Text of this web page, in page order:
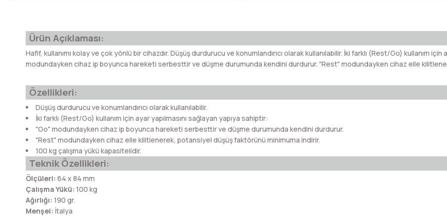
Ürün Açıklaması:
Hafif, kullanımı kolay ve çok yönlü bir cihazdır. Düşüş durdurucu ve konumlandırıcı olarak kullanılabilir. İki farklı (Rest/Go) kullanım
modundayken cihaz ip boyunca hareketi serbesttir ve düşme durumunda kendini durdurur. "Rest" modundayken cihaz elle
Özellikleri:
Düşüş durdurucu ve konumlandırıcı olarak kullanılabilir.
İki farklı (Rest/Go) kullanım için ayar yapılmasını sağlayan yapıya sahiptir:
"Go" modundayken cihaz ip boyunca hareketi serbesttir ve düşme durumunda kendini durdurur.
"Rest" modundayken cihaz elle kilitlenerek, potansiyel düşüş faktörünü minimuma indirir.
100 kg çalışma yükü kapasitelidir.
Teknik Özellikleri:
Ölçüleri: 64 x 84 mm
Çalışma Yükü: 100 kg
Ağırlığı: 190 gr.
Menşei: İtalya